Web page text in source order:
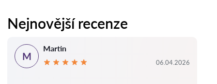
Nejnovější recenze
M
Martin
06.04.2026